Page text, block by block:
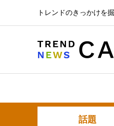
トレンドのきっかけを
話題